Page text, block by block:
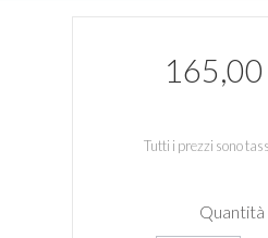
Tutti i prezzi sono
Quantità